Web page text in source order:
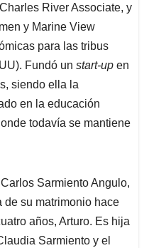
River Associate, y
y Marine View
para las tribus
Fundó un start-up en
siendo ella la
en la educación
todavía se mantiene
Sarmiento Angulo,
de su matrimonio hace
años, Arturo. Es hija
Sarmiento y el